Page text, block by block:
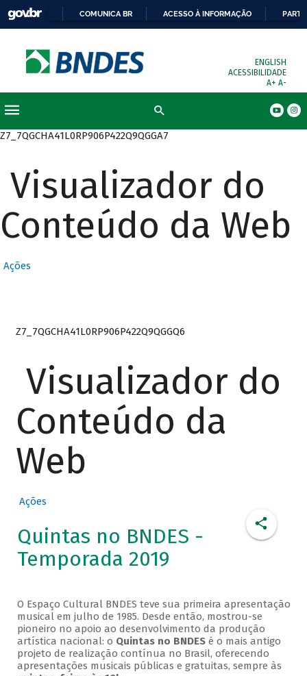
COMUNICA BR ACESSO À INFORMAÇÃO
ENGLISH
ACESSIBILIDADE
A+ A-
Z7_7QGCHA41L0RP906P422Q9QGGA7
Visualizador do
Conteúdo da Web
Ações
Z7_7QGCHA41L0RP906P422Q9QGGQ6
Visualizador do
Conteúdo da
Web
Ações
Quintas no BNDES -
Temporada 2019
O Espaço Cultural BNDES teve sua primeira apresentação
musical em julho de 1985. Desde então, mostrou-se
pioneiro no apoio ao desenvolvimento da produção
artística nacional: o Quintas no BNDESé o mais antigo
projeto de realização contínua no Brasil, oferecendo
apresentações musicais públicas e gratuitas, sempre às